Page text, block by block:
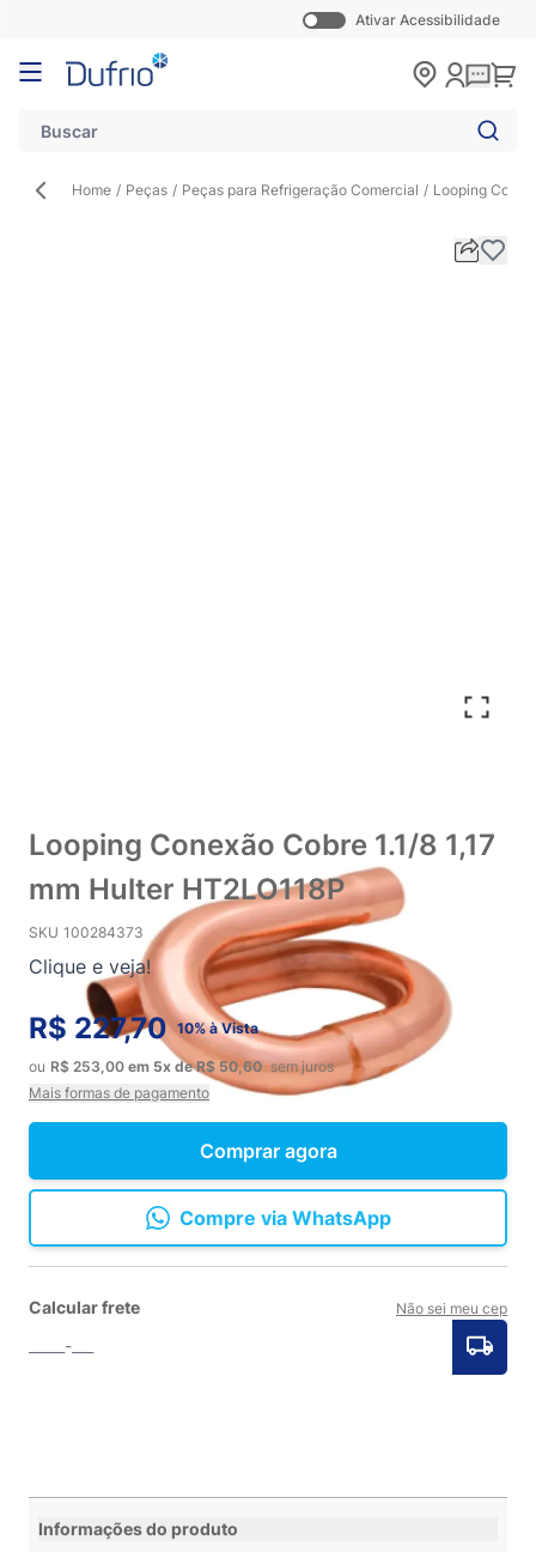
Ativar Acessibilidade
Pular para o conteúdo
Home / Peças / Peças para Refrigeração Comercial / Looping
Looping Conexão Cobre 1.1/8 1,17
mm Hulter HT2LO118P
SKU 100284373
Clique e veja!
Comprar agora
R$ 227,70 10% à Vista
ou R$ 253,00 em 5x deR$ 50,60 sem juros
Mais formas de pagamento
Compre via WhatsApp
Calcular frete Não sei meu cep
Informações do produto